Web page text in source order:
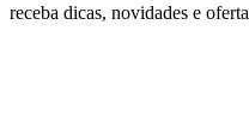
receba dicas, novidades e